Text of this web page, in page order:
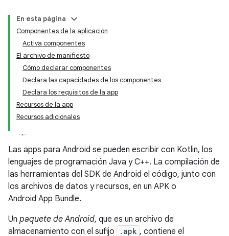
En esta página
Componentes de la aplicación
Activa componentes
El archivo de manifiesto
Cómo declarar componentes
Declara las capacidades de los componentes
Declara los requisitos de la app
Recursos de la app
Recursos adicionales
Las apps para Android se pueden escribir con Kotlin, los
lenguajes de programación Java y C++. La compilación de
las herramientas del SDK de Android el código, junto con
los archivos de datos y recursos, en un APK o
Android App Bundle.
Un paquete de Android, que es un archivo de
almacenamiento con el sufijo
.apk , contiene el